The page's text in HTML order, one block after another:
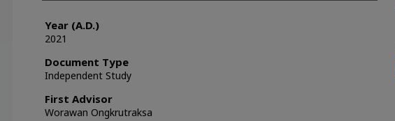
Year (A.D.)
2021
Document Type
Independent Study
First Advisor
Worawan Ongkrutraksa